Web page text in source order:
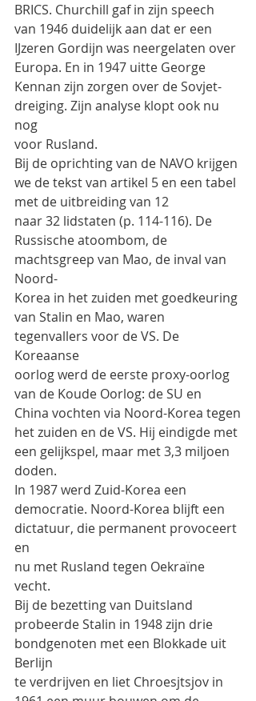
BRICS. Churchill gaf in zijn speech
van 1946 duidelijk aan dat er een
IJzeren Gordijn was neergelaten over
Europa. En in 1947 uitte George
Kennan zijn zorgen over de Sovjet-
dreiging. Zijn analyse klopt ook nu
nog
voor Rusland.
Bij de oprichting van de NAVO krijgen
we de tekst van artikel 5 en een tabel
met de uitbreiding van 12
naar 32 lidstaten (p. 114-116). De
Russische atoombom, de
machtsgreep van Mao, de inval van
Noord-
Korea in het zuiden met goedkeuring
van Stalin en Mao, waren
tegenvallers voor de VS. De
Koreaanse
oorlog werd de eerste proxy-oorlog
van de Koude Oorlog: de SU en
China vochten via Noord-Korea tegen
het zuiden en de VS. Hij eindigde met
een gelijkspel, maar met 3,3 miljoen
doden.
In 1987 werd Zuid-Korea een
democratie. Noord-Korea blijft een
dictatuur, die permanent provoceert
en
nu met Rusland tegen Oekraïne
vecht.
Bij de bezetting van Duitsland
probeerde Stalin in 1948 zijn drie
bondgenoten met een Blokkade uit
Berlijn
te verdrijven en liet Chroesjtsjov in